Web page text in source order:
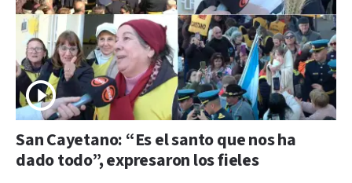
San Cayetano: “Es el santo que nos ha
dado todo”, expresaron los fieles